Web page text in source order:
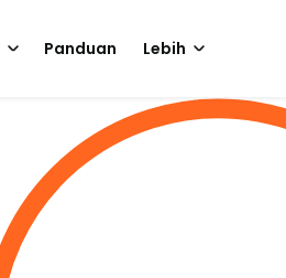
Panduan Lebih